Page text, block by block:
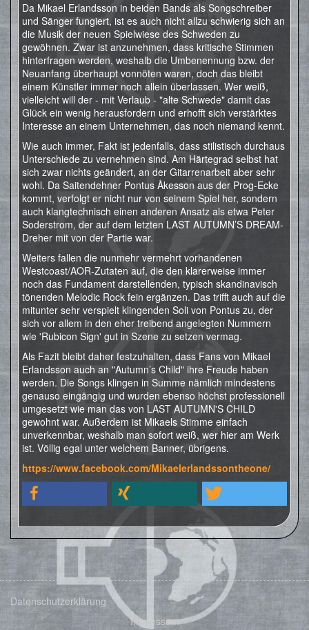
Da Mikael Erlandsson in beiden Bands als Songschreiber
und Sänger fungiert, ist es auch nicht allzu schwierig sich an
die Musik der neuen Spielwiese des Schweden zu
gewöhnen. Zwar ist anzunehmen, dass kritische Stimmen
hinterfragen werden, weshalb die Umbenennung bzw. der
Neuanfang überhaupt vonnöten waren, doch das bleibt
einem Künstler immer noch allein überlassen. Wer weiß,
vielleicht will der - mit Verlaub - "alte Schwede" damit das
Glück ein wenig herausfordern und erhofft sich verstärktes
Interesse an einem Unternehmen, das noch niemand kennt.
Wie auch immer, Fakt ist jedenfalls, dass stilistisch durchaus
Unterschiede zu vernehmen sind. Am Härtegrad selbst hat
sich zwar nichts geändert, an der Gitarrenarbeit aber sehr
wohl. Da Saitendehner Pontus Åkesson aus der Prog-Ecke
kommt, verfolgt er nicht nur von seinem Spiel her, sondern
auch klangtechnisch einen anderen Ansatz als etwa Peter
Soderstrom, der auf dem letzten LAST AUTUMN’S DREAM-
Dreher mit von der Partie war.
Weiters fallen die nunmehr vermehrt vorhandenen
Westcoast/AOR-Zutaten auf, die den klarerweise immer
noch das Fundament darstellenden, typisch skandinavisch
tönenden Melodic Rock fein ergänzen. Das trifft auch auf die
mitunter sehr verspielt klingenden Soli von Pontus zu, der
sich vor allem in den eher treibend angelegten Nummern
wie 'Rubicon Sign' gut in Szene zu setzen vermag.
Als Fazit bleibt daher festzuhalten, dass Fans von Mikael
Erlandsson auch an "Autumn’s Child" ihre Freude haben
werden. Die Songs klingen in Summe nämlich mindestens
genauso eingängig und wurden ebenso höchst professionell
umgesetzt wie man das von LAST AUTUMN'S CHILD
gewohnt war. Außerdem ist Mikaels Stimme einfach
unverkennbar, weshalb man sofort weiß, wer hier am Werk
ist. Völlig egal unter welchem Banner, übrigens.
https://www.facebook.com/Mikaelerlandssontheone/
Datenschutzerklärung
Impressum